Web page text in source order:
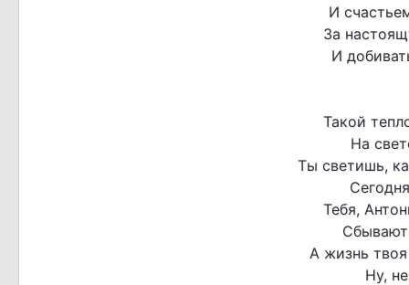
И
За
И
Такой
На
Ты светишь,
Тебя,
А жизнь
Ну,